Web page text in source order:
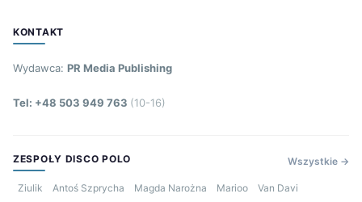
KONTAKT
Wydawca: PR Media Publishing
Tel: +48 503 949 763 (10-16)
ZESPOŁY DISCO POLO Wszystkie →
Ziulik Antoś Szprycha Magda Narożna Marioo
Van Davi